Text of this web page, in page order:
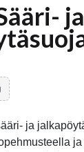
ja
ja